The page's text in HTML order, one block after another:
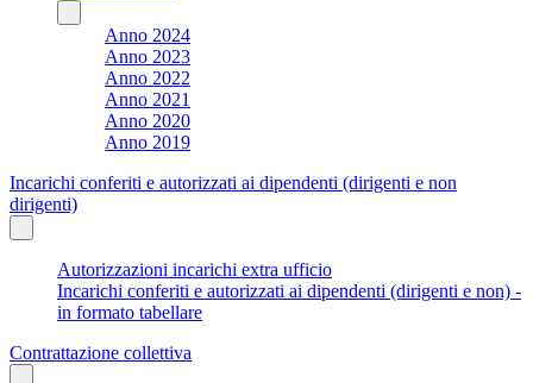
Anno 2024
Anno 2023
Anno 2022
Anno 2021
Anno 2020
Anno 2019
Incarichi conferiti e autorizzati ai dipendenti (dirigenti e non
dirigenti)
Autorizzazioni incarichi extra ufficio
Incarichi conferiti e autorizzati ai dipendenti (dirigenti e non) -
in formato tabellare
Contrattazione collettiva